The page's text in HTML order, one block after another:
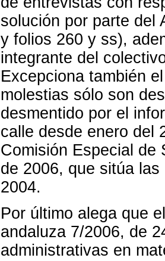
solución por parte del
y folios 260 y ss),
integrante del
Excepciona también
molestias sólo son
desmentido por el
calle desde enero del
Comisión Especial de
de 2006, que sitúa
2004.
Por último alega que
andaluza 7/2006, de
administrativas en